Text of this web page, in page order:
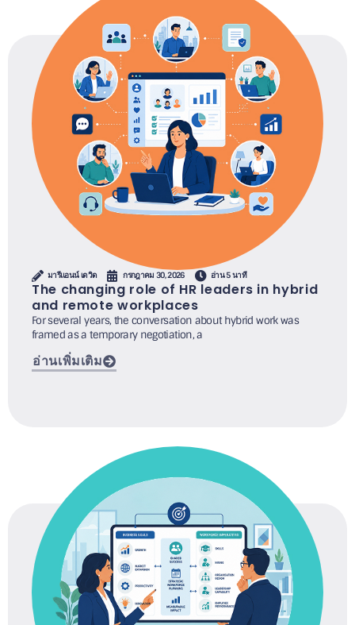
มารีแอนน์ เดวิด กรกฎาคม 30, 2026 อ่าน 5 นาที
The changing role of HR leaders in hybrid
and remote workplaces
For several years, the conversation about hybrid work was
framed as a temporary negotiation, a
อ่านเพิ่มเติม